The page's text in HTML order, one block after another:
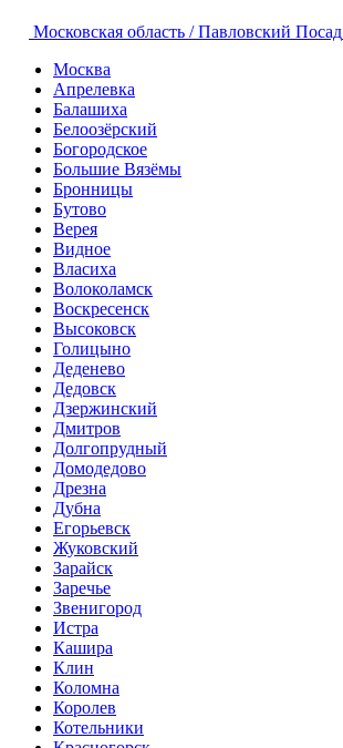
Московская область / Павловский Посад
Москва
Апрелевка
Балашиха
Белоозёрский
Богородское
Большие Вязёмы
Бронницы
Бутово
Верея
Видное
Власиха
Волоколамск
Воскресенск
Высоковск
Голицыно
Деденево
Дедовск
Дзержинский
Дмитров
Долгопрудный
Домодедово
Дрезна
Дубна
Егорьевск
Жуковский
Зарайск
Заречье
Звенигород
Истра
Кашира
Клин
Коломна
Королев
Котельники